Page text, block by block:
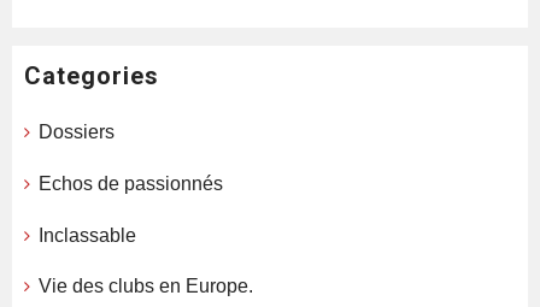
Categories
Dossiers
Echos de passionnés
Inclassable
Vie des clubs en Europe.